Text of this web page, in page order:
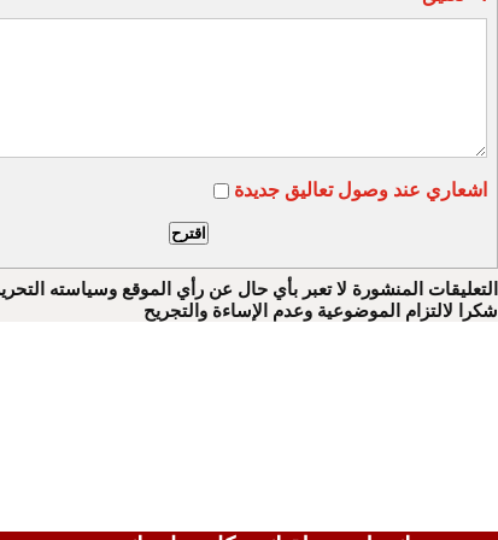
اشعاري عند وصول تعاليق جديدة
التعليقات المنشورة لا تعبر بأي حال عن رأي الموقع وسياسته
شكرا لالتزام الموضوعية وعدم الإساءة والتجريح